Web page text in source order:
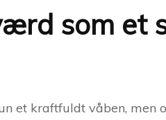
som et
et kraftfuldt våben, men